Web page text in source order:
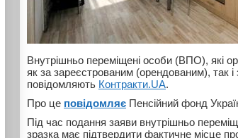
Внутрішньо переміщені особи (ВПО), які
як за зареєстрованим (орендованим), так
повідомляють Контракти.UA.
Про це повідомляє Пенсійний фонд
Під час подання заяви внутрішньо
зразка має підтвердити фактичне місце